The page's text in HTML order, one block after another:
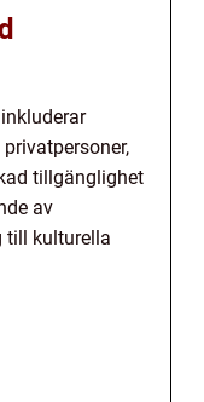
tillgänglighet
av
till kulturella